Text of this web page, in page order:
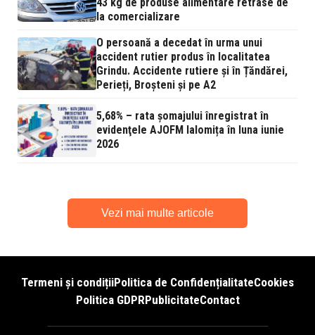
la comercializare
O persoană a decedat în urma unui
accident rutier produs în localitatea
Grindu. Accidente rutiere și în Țăndărei,
Perieți, Broșteni și pe A2
5,68% – rata şomajului înregistrat în
evidenţele AJOFM Ialomița în luna iunie
2026
Vezi mai multe articole
Termeni și condițiiPolitica de ConfidențialitateCookies
Politica GDPRPublicitateContact